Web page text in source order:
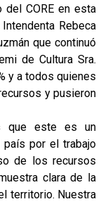
CORE en esta
Rebeca
que continuó
de Cultura Sra.
y a todos quienes
y pusieron
que este es un
por el trabajo
de los recursos
clara de la
territorio. Nuestra